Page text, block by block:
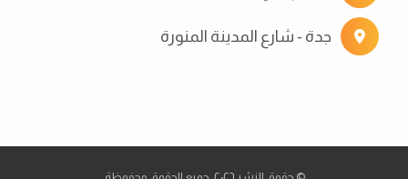
جدة - شارع المدينة المنورة